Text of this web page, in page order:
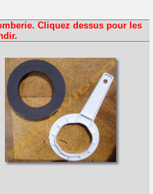
Cliquez dessus pour les